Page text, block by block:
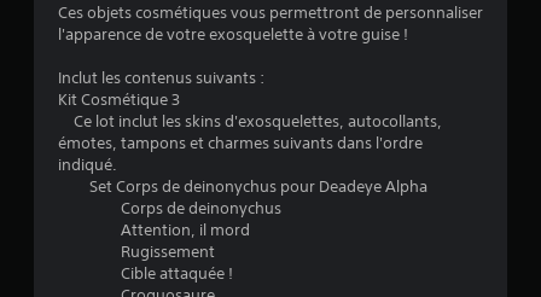
Ces objets cosmétiques vous permettront de personnaliser
l'apparence de votre exosquelette à votre guise !
Inclut les contenus suivants :
Kit Cosmétique 3
Ce lot inclut les skins d'exosquelettes, autocollants,
émotes, tampons et charmes suivants dans l'ordre
indiqué.
Set Corps de deinonychus pour Deadeye Alpha
Corps de deinonychus
Attention, il mord
Rugissement
Cible attaquée !